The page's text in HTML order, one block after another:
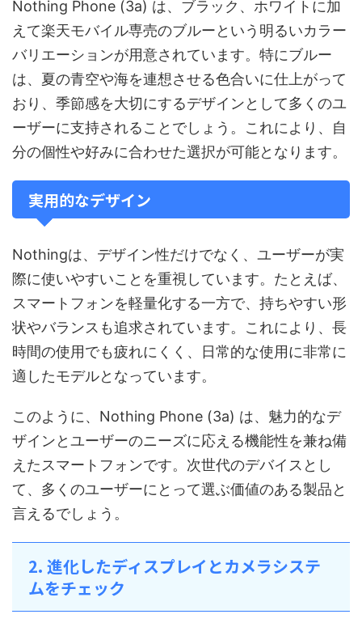
Nothing Phone (3a) は、ブラック、ホワイトに加
えて楽天モバイル専売のブルーという明るいカラー
バリエーションが用意されています。特にブルー
は、夏の青空や海を連想させる色合いに仕上がって
おり、季節感を大切にするデザインとして多くのユ
ーザーに支持されることでしょう。これにより、自
分の個性や好みに合わせた選択が可能となります。
実用的なデザイン
Nothingは、デザイン性だけでなく、ユーザーが実
際に使いやすいことを重視しています。たとえば、
スマートフォンを軽量化する一方で、持ちやすい形
状やバランスも追求されています。これにより、長
時間の使用でも疲れにくく、日常的な使用に非常に
適したモデルとなっています。
このように、Nothing Phone (3a) は、魅力的なデ
ザインとユーザーのニーズに応える機能性を兼ね備
えたスマートフォンです。次世代のデバイスとし
て、多くのユーザーにとって選ぶ価値のある製品と
言えるでしょう。
2. 進化したディスプレイとカメラシステ
ムをチェック